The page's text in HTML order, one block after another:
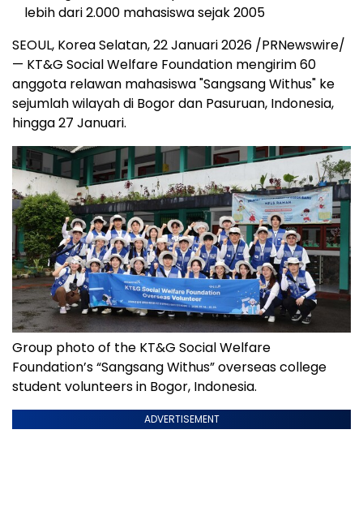
lebih dari 2.000 mahasiswa sejak 2005
SEOUL, Korea Selatan, 22 Januari 2026 /PRNewswire/
— KT&G Social Welfare Foundation mengirim 60
anggota relawan mahasiswa "Sangsang Withus" ke
sejumlah wilayah di Bogor dan Pasuruan, Indonesia,
hingga 27 Januari.
Group photo of the KT&G Social Welfare
Foundation’s “Sangsang Withus” overseas college
student volunteers in Bogor, Indonesia.
ADVERTISEMENT